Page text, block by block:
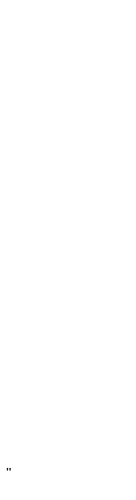
"